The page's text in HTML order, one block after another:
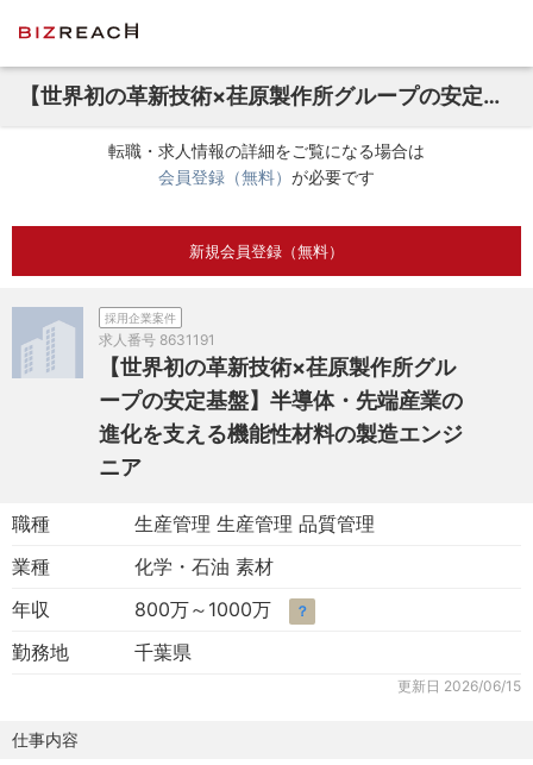
【世界初の革新技術×荏原製作所グループの安定基盤】半導体・先端産業の進化を支える機能性材料の製造エンジニア
転職・求人情報の詳細をご覧になる場合は
会員登録（無料） が必要です
新規会員登録（無料）
採用企業案件
求人番号 8631191
【世界初の革新技術×荏原製作所グル
ープの安定基盤】半導体・先端産業の
進化を支える機能性材料の製造エンジ
ニア
職種
生産管理 生産管理 品質管理
業種
化学・石油 素材
年収
800万～1000万 ？
勤務地 千葉県
更新日 2026/06/15
仕事内容